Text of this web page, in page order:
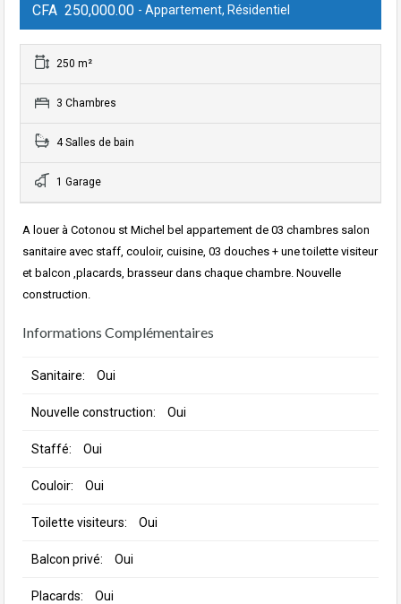
CFA 250,000.00 - Appartement, Résidentiel
250 m²
3 Chambres
4 Salles de bain
1 Garage
A louer à Cotonou st Michel bel appartement de 03 chambres salon
sanitaire avec staff, couloir, cuisine, 03 douches + une toilette visiteur
et balcon ,placards, brasseur dans chaque chambre. Nouvelle
construction.
Informations Complémentaires
Sanitaire: Oui
Nouvelle construction: Oui
Staffé: Oui
Couloir: Oui
Toilette visiteurs: Oui
Balcon privé: Oui
Placards: Oui